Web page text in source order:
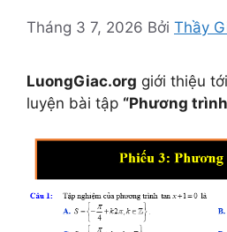
Tháng 3 7, 2026 Bởi Thầy
LuongGiac.org giới thiệu
luyện bài tập “Phương